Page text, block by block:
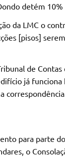
detém 10%
da LMC o
[pisos]
de Contas
já funciona
para parte
o